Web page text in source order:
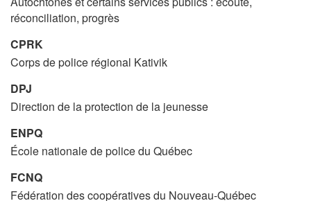
réconciliation, progrès
CPRK
Corps de police régional Kativik
DPJ
Direction de la protection de la jeunesse
ENPQ
École nationale de police du Québec
FCNQ
Fédération des coopératives du Nouveau-Québec